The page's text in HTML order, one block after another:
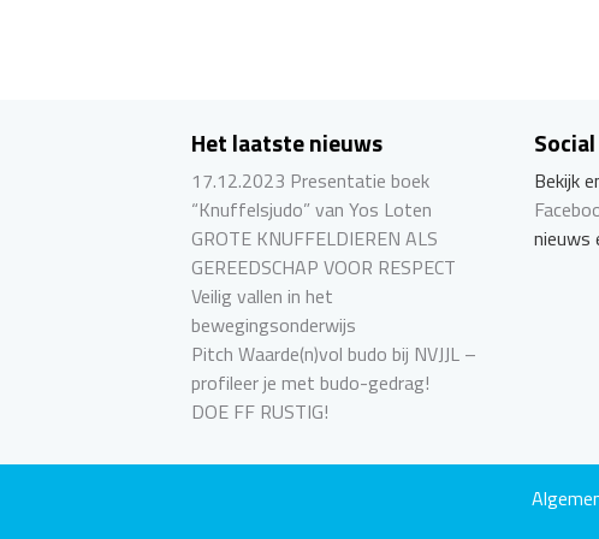
Het laatste nieuws
17.12.2023 Presentatie boek
“Knuffelsjudo” van Yos Loten
GROTE KNUFFELDIEREN ALS
GEREEDSCHAP VOOR RESPECT
Veilig vallen in het
bewegingsonderwijs
Pitch Waarde(n)vol budo bij NVJJL –
profileer je met budo-gedrag!
DOE FF RUSTIG!
Bekijk
nieuws